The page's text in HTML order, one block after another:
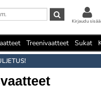
Kirjaudu
Treenivaatteet Sukat